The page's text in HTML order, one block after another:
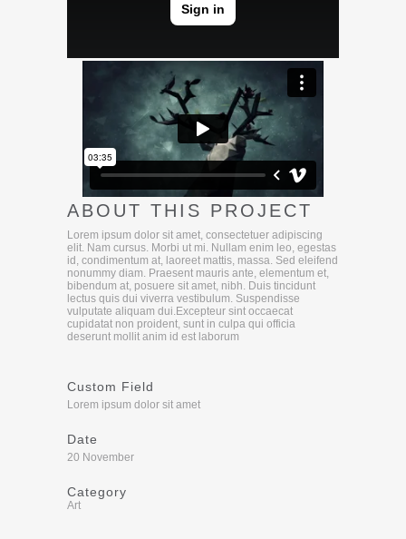
ABOUT THIS PROJECT
Lorem ipsum dolor sit amet, consectetuer adipiscing
elit. Nam cursus. Morbi ut mi. Nullam enim leo, egestas
id, condimentum at, laoreet mattis, massa. Sed eleifend
nonummy diam. Praesent mauris ante, elementum et,
bibendum at, posuere sit amet, nibh. Duis tincidunt
lectus quis dui viverra vestibulum. Suspendisse
vulputate aliquam dui.Excepteur sint occaecat
cupidatat non proident, sunt in culpa qui officia
deserunt mollit anim id est laborum
Custom Field
Lorem ipsum dolor sit amet
Date
20 November
Category
Art